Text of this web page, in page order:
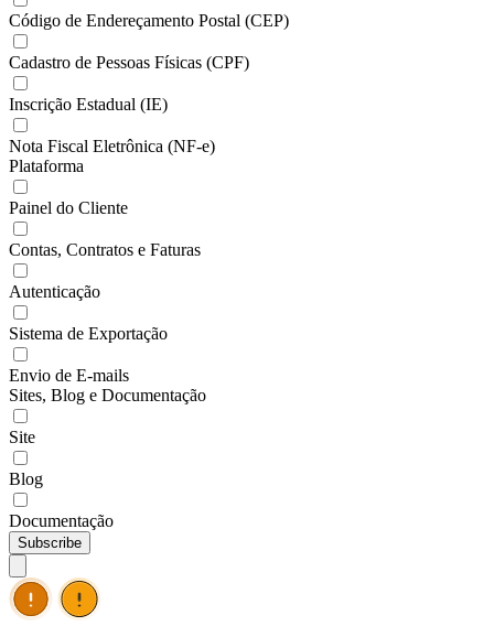
Código de Endereçamento Postal (CEP)
Cadastro de Pessoas Físicas (CPF)
Inscrição Estadual (IE)
Nota Fiscal Eletrônica (NF-e)
Plataforma
Painel do Cliente
Contas, Contratos e Faturas
Autenticação
Sistema de Exportação
Envio de E-mails
Sites, Blog e Documentação
Site
Blog
Documentação
Subscribe